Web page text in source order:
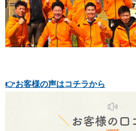
👉お客様の声はコチラから